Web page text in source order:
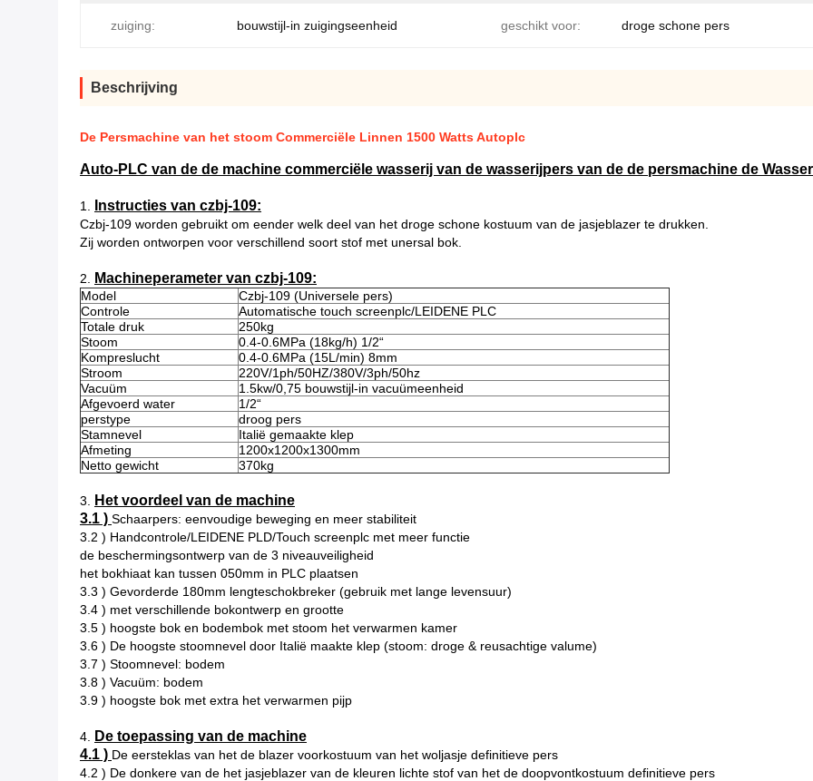
zuiging: bouwstijl-in zuigingseenheid geschikt voor: droge schone pers
Beschrijving
De Persmachine van het stoom Commerciële Linnen 1500 Watts Autoplc
Auto-PLC van de de machine commerciële wasserij van de wasserijpers van de de persmachine de
1. Instructies van czbj-109:
Czbj-109 worden gebruikt om eender welk deel van het droge schone kostuum van de jasjeblazer te drukken.
Zij worden ontworpen voor verschillend soort stof met unersal bok.
2. Machineperameter van czbj-109:
Model
Czbj-109 (Universele pers)
Controle
Automatische touch screenplc/LEIDENE PLC
Totale druk
250kg
Stoom
0.4-0.6MPa (18kg/h) 1/2“
Kompreslucht
0.4-0.6MPa (15L/min) 8mm
Stroom
220V/1ph/50HZ/380V/3ph/50hz
Vacuüm
1.5kw/0,75 bouwstijl-in vacuümeenheid
Afgevoerd water
1/2“
perstype
droog pers
Stamnevel
Italië gemaakte klep
Afmeting
1200x1200x1300mm
Netto gewicht
370kg
3.
Het voordeel van de machine
3.1 ) Schaarpers: eenvoudige beweging en meer stabiliteit
3.2 ) Handcontrole/LEIDENE PLD/Touch screenplc met meer functie
de beschermingsontwerp van de 3 niveauveiligheid
het bokhiaat kan tussen 050mm in PLC plaatsen
3.3 ) Gevorderde 180mm lengteschokbreker (gebruik met lange levensuur)
3.4 ) met verschillende bokontwerp en grootte
3.5 ) hoogste bok en bodembok met stoom het verwarmen kamer
3.6 ) De hoogste stoomnevel door Italië maakte klep (stoom: droge & reusachtige valume)
3.7 ) Stoomnevel: bodem
3.8 ) Vacuüm: bodem
3.9 ) hoogste bok met extra het verwarmen pijp
4.
De toepassing van de machine
4.1 ) De eersteklas van het de blazer voorkostuum van het woljasje definitieve pers
4.2 ) De donkere van de het jasjeblazer van de kleuren lichte stof van het de doopvontkostuum definitieve pers